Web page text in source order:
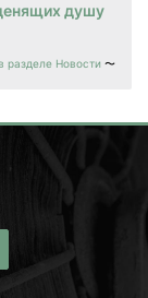
душу
разделе Новости